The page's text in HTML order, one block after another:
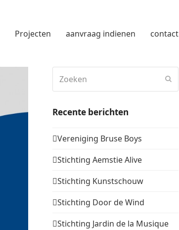
Projecten aanvraag indienen contact
Recente berichten
Vereniging Bruse Boys
Stichting Aemstie Alive
Stichting Kunstschouw
Stichting Door de Wind
Stichting Jardin de la Musique